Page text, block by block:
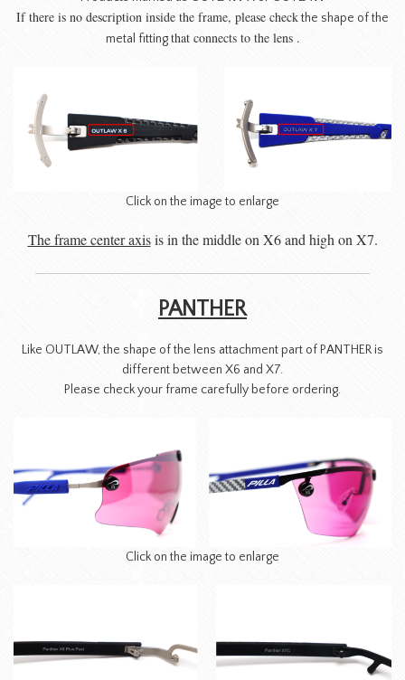
If there is no description inside the frame, please checkthe shape of the
metal fittingthat connects to the lens .
Click on the image to enlarge
The frame center axisis in the middle on X6 and high on X7.
PANTHER
Like OUTLAW, the shape of the lens attachment part of PANTHER is
different between X6 and X7.
Please check your frame carefully before ordering.
Click on the image to enlarge